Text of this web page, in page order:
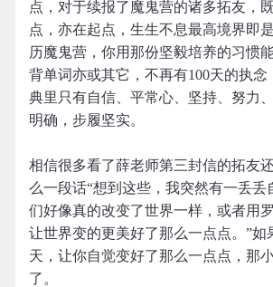
点，对于续报了魔鬼营的诸多拓友，
点，亦在起点，生生不息最高境界即
历魔鬼营，你用那份坚毅培养的习惯
背单词亦或其它，不再有100天的执念
典里只有自信、平常心、坚持、努力
明确，步履坚实。
相信很多看了薛老师第三封信的拓友
么一段话“想到这些，我突然有一丢丢
们好像真的改变了世界一样，或者用
让世界变的更美好了那么一点点。”如
天，让你自觉变好了那么一点点，那
了。